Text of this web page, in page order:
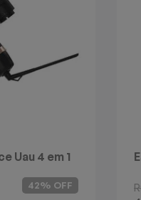
Uau 4 em 1
42% OFF